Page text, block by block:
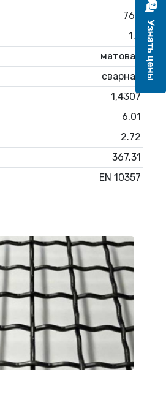
76.1
1.5
матовая
сварная
1,4307
6.01
2.72
367.31
EN 10357